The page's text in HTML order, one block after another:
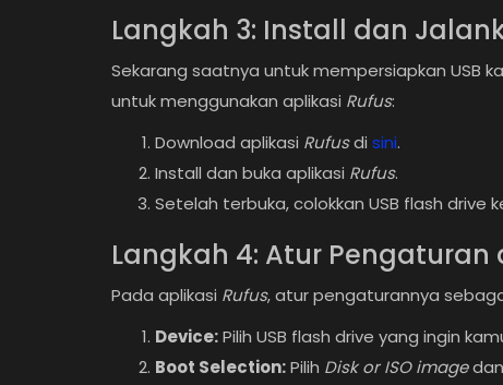
Langkah 3: Install dan
Sekarang saatnya untuk mempersiapkan USB
untuk menggunakan aplikasi Rufus:
Download aplikasi Rufusdi sini.
Install dan buka aplikasi Rufus.
Setelah terbuka, colokkan USB flash drive
Langkah 4: Atur Pengaturan
Pada aplikasi Rufus, atur pengaturannya
Device:Pilih USB flash drive yang ingin
Boot Selection:Pilih Disk or ISO imagedan